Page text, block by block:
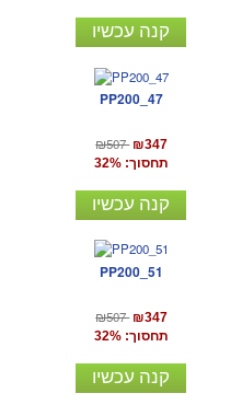
קנה עכשיו
PP200_47
₪507 ₪347
תחסוך: 32%
קנה עכשיו
PP200_51
₪507 ₪347
תחסוך: 32%
קנה עכשיו